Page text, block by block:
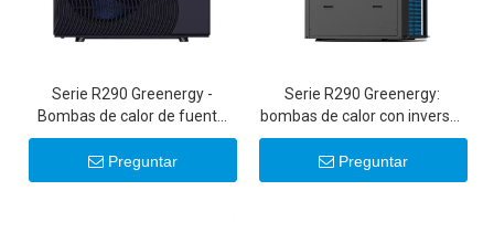
Serie R290 Greenergy -
Bombas de calor de fuente
de aire con inversor de CC
ultrasilenciosas de 6-22 KW
20 KW 22 KW
Preguntar
Serie R290 Greenergy:
bombas de calor con inversor
comercial de 50 KW/100 KW
Preguntar